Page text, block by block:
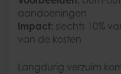
aandoeningen
Impact: slechts 10%
van de kosten
Langdurig verzuim